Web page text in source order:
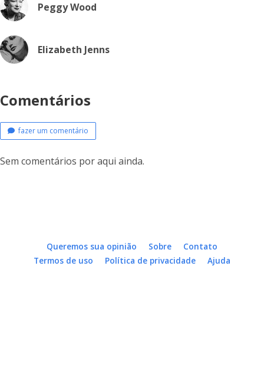
Peggy Wood
Elizabeth Jenns
Comentários
fazer um comentário
Sem comentários por aqui ainda.
Queremos sua opinião Sobre
Contato
Termos de uso
Política de privacidade Ajuda